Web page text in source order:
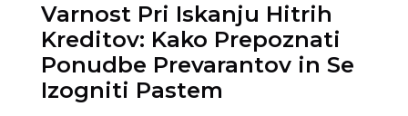
Varnost Pri Iskanju Hitrih
Kreditov: Kako Prepoznati
Ponudbe Prevarantov in Se
Izogniti Pastem